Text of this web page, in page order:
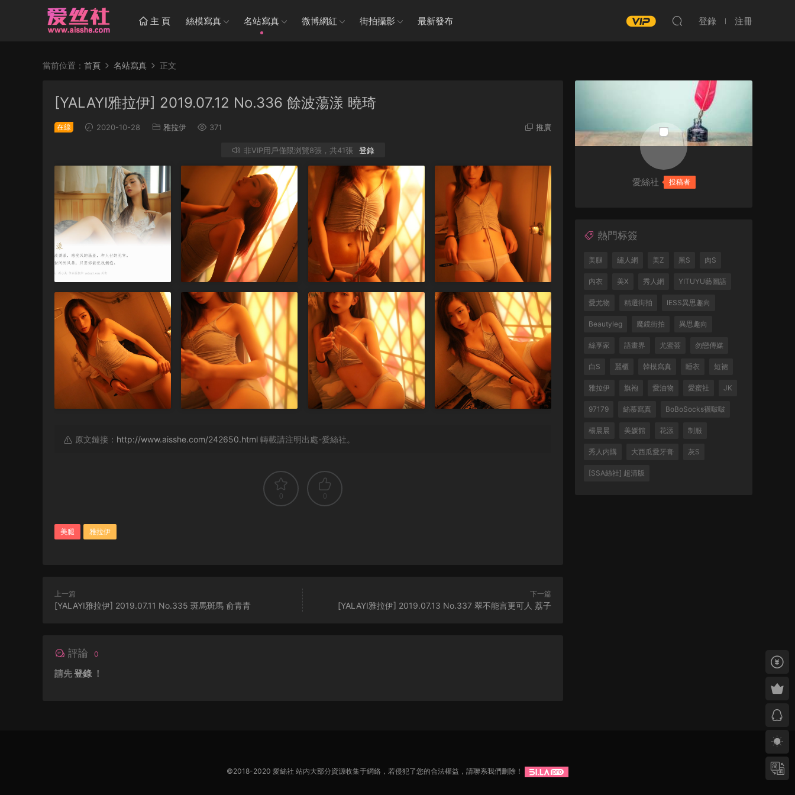
主 頁 絲模寫真 名站寫真 微博網紅 街拍攝影 最新發布 登錄 注冊
當前位置： 首頁 名站寫真 正文
[YALAYI雅拉伊] 2019.07.12 No.336 餘波蕩漾 曉琦
在線 2020-10-28 雅拉伊 371 推廣
非VIP用戶僅限浏覽8張，共41張 登錄
原文鏈接： http://www.aisshe.com/242650.html 轉載請注明出處-愛絲社。
0 0
美腿 雅拉伊
上一篇
[YALAYI雅拉伊] 2019.07.11 No.335 斑馬斑馬 俞青青
下一篇
[YALAYI雅拉伊] 2019.07.13 No.337 翠不能言更可人 荔子
評論 0
請先登錄 ！
愛絲社 投稿者
熱門标簽
美腿 繡人網 美Z 黑S 肉S
内衣 美X 秀人網 YITUYU藝圖語
愛尤物 精選街拍 IESS異思趣向
Beautyleg 魔鏡街拍 異思趣向
絲享家 語畫界 尤蜜荟 勿戀傳媒
白S 麗櫃 韓模寫真 睡衣 短裙
雅拉伊 旗袍 愛油物 愛蜜社 JK
97179 絲慕寫真 BoBoSocks襪啵啵
楊晨晨 美媛館 花漾 制服
秀人内購 大西瓜愛牙膏 灰S
[SSA絲社] 超清版
©2018-2020 愛絲社 站内大部分資源收集于網絡，若侵犯了您的合法權益，請聯系我們删除！